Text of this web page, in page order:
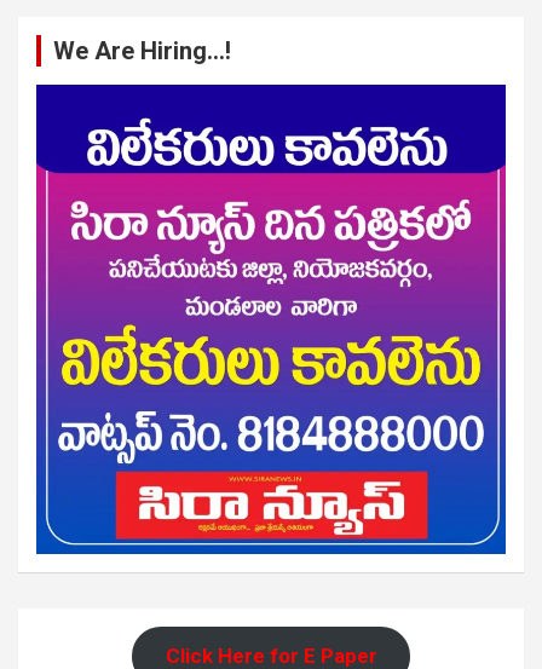
We Are Hiring…!
Click Here for E Paper